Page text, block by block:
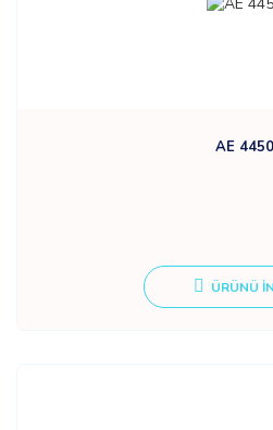
AE
ÜRÜNÜ